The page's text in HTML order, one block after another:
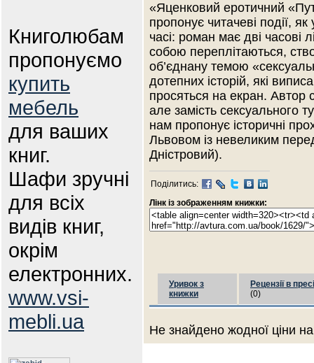
Книголюбам
пропонуємо
купить
мебель
для ваших
книг.
Шафи зручні
для всіх
видів книг,
окрім
електронних.
www.vsi-
mebli.ua
«Яценковий еротичний
пропонує читачеві події,
часі: роман має дві часові
собою переплітаються,
об’єднану темою
дотепних історій, які
просяться на екран. Автор
але замість сексуального
нам пропонує історичні
Львовом із невеликим
Дністровий).
Поділитись:
Лінк із зображенням книжки:
Уривок з
книжки
Рецензії в пресі
(0)
Не знайдено жодної ціни